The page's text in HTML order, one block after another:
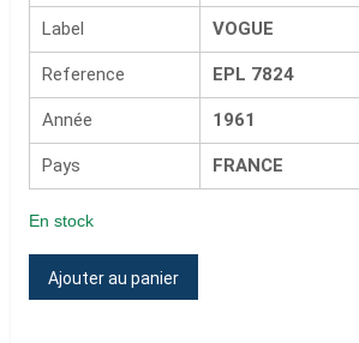
Label VOGUE
Reference EPL 7824
Année 1961
Pays FRANCE
En stock
quantité
de
Ajouter au panier